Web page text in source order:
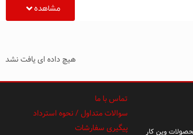
مشاهده
هیچ داده ای یافت نشد
وین کار
تماس با ما
سوالات متداول / نحوه استرداد
پیگیری سفارشات